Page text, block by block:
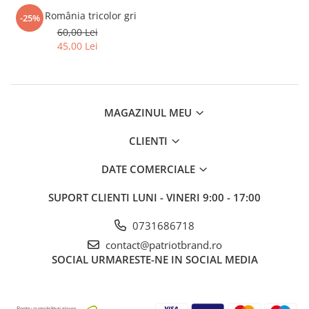
-25%
Fular România tricolor gri
60,00 Lei
45,00 Lei
MAGAZINUL MEU
CLIENTI
DATE COMERCIALE
SUPORT CLIENTI LUNI - VINERI 9:00 - 17:00
0731686718
contact@patriotbrand.ro
SOCIAL URMARESTE-NE IN SOCIAL MEDIA